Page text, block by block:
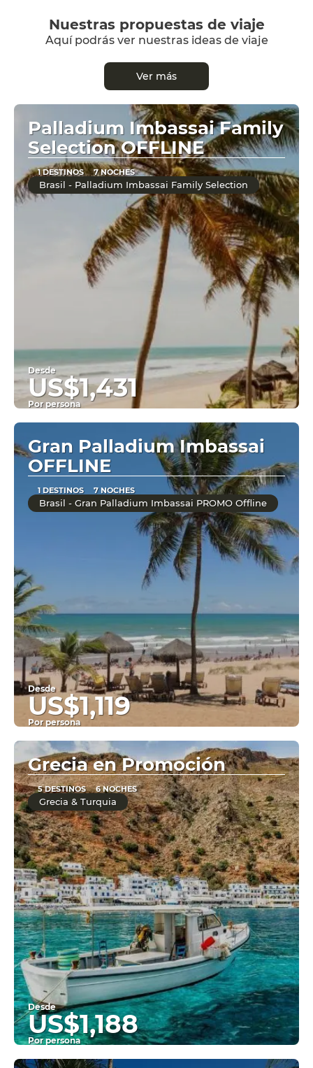
Nuestras propuestas de viaje
Aquí podrás ver nuestras ideas de viaje
Ver más
Palladium Imbassai Family
Selection OFFLINE
1 DESTINOS 7 NOCHES
Brasil - Palladium Imbassai Family Selection
Desde
US$1,431
Por persona
Ver
Gran Palladium Imbassai
OFFLINE
1 DESTINOS 7 NOCHES
Brasil - Gran Palladium Imbassai PROMO Offline
Desde
US$1,119
Por persona
Ver
Grecia en Promoción
5 DESTINOS 6 NOCHES
Grecia & Turquia
Desde
US$1,188
Por persona
Ver